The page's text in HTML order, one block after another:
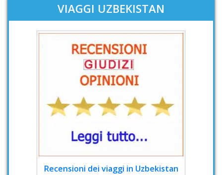
VIAGGI UZBEKISTAN
Recensioni dei viaggi in Uzbekistan